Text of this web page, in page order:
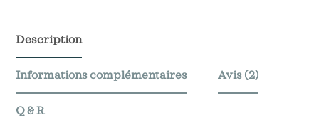
les
aliments
et
vêtements
Description
Informations complémentaires Avis (2)
Q & R